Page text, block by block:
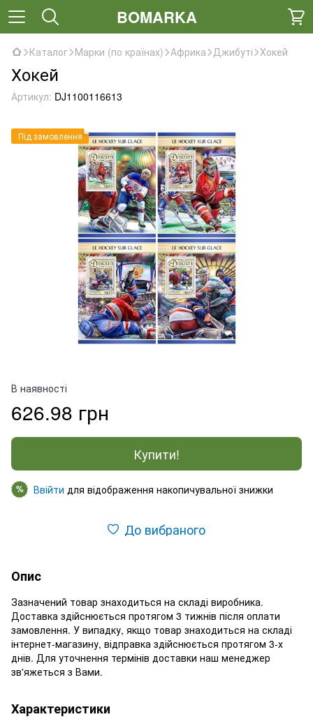
BOMARKA
Каталог Марки (по країнах) Африка Джибуті Хокей
Хокей
Артикул: DJ1100116613
Під замовлення
В наявності
626.98 грн
Купити!
% Ввійти для відображення накопичувальної знижки
До вибраного
Опис
Зазначений товар знаходиться на складі виробника.
Доставка здійснюється протягом 3 тижнів після оплати
замовлення. У випадку, якщо товар знаходиться на складі
інтернет-магазину, відправка здійснюється протягом 3-х
днів. Для уточнення термінів доставки наш менеджер
зв'яжеться з Вами.
Характеристики